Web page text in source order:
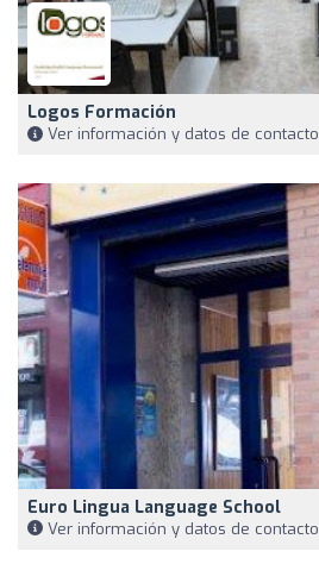
Logos Formación
Ver información y datos de contacto
Euro Lingua Language School
Ver información y datos de contacto